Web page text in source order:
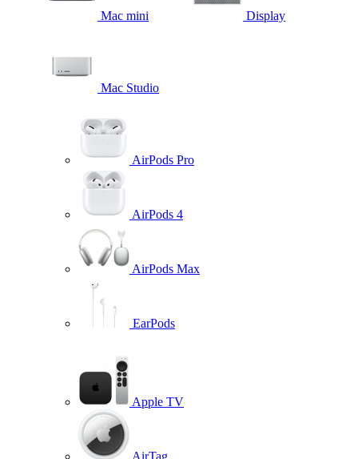
Mac mini Display
Mac Studio
AirPods Pro
AirPods 4
AirPods Max
EarPods
Apple TV